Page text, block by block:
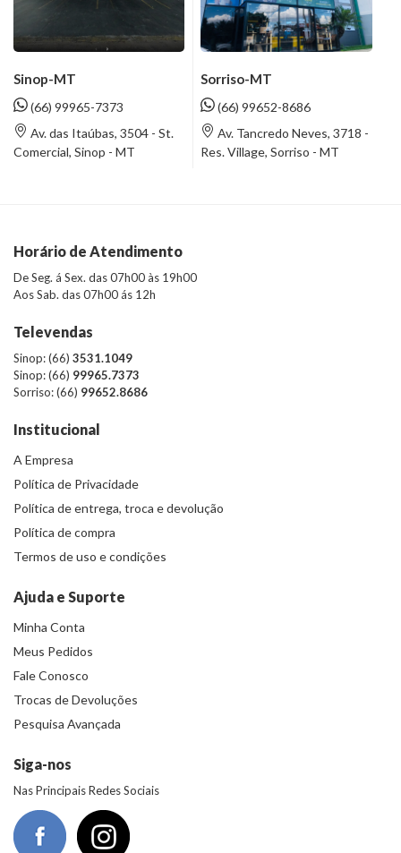
Sinop-MT
(66) 99965-7373
Av. das Itaúbas, 3504 - St.
Comercial, Sinop - MT
Sorriso-MT
(66) 99652-8686
Av. Tancredo Neves, 3718 -
Res. Village, Sorriso - MT
Horário de Atendimento
De Seg. á Sex. das 07h00 às 19h00
Aos Sab. das 07h00 ás 12h
Televendas
Sinop: (66) 3531.1049
Sinop: (66) 99965.7373
Sorriso: (66) 99652.8686
Institucional
A Empresa
Política de Privacidade
Política de entrega, troca e devolução
Política de compra
Termos de uso e condições
Ajuda e Suporte
Minha Conta
Meus Pedidos
Fale Conosco
Trocas de Devoluções
Pesquisa Avançada
Siga-nos
Nas Principais Redes Sociais